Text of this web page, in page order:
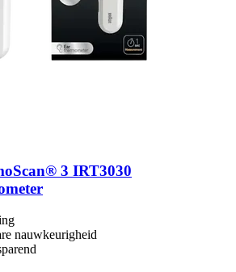
3 IRT3030
nauwkeurigheid